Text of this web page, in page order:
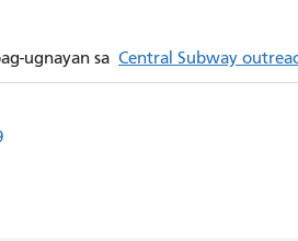
ugnayan sa Central Subway